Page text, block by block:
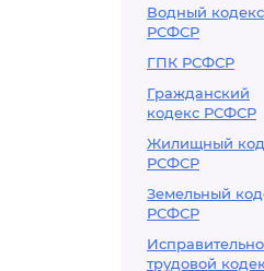
Водный кодекс
РСФСР
ГПК РСФСР
Гражданский
кодекс РСФСР
Жилищный
РСФСР
Земельный
РСФСР
трудовой